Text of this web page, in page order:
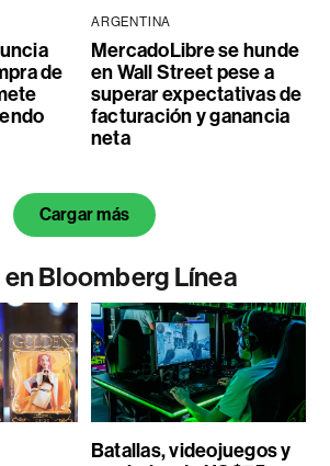
de
ARGENTINA
MercadoLibre se hunde
en Wall Street pese a
superar expectativas de
facturación y ganancia
neta
Cargar más
Bloomberg Línea
Batallas, videojuegos y